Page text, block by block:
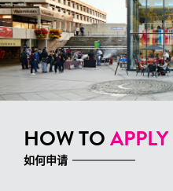
HOW TOAPPLY
如何申请